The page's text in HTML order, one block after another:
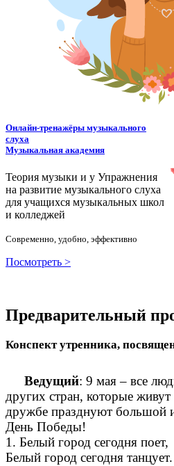
Онлайн-тренажёры музыкального
слуха
Музыкальная академия
Теория музыки и у Упражнения
на развитие музыкального слуха
для учащихся музыкальных школ
и колледжей
Современно, удобно, эффективно
Посмотреть >
Предварительный
Конспект утренника,
Ведущий: 9 мая – все
других стран, которые
дружбе празднуют большой
День Победы!
1. Белый город сегодня поет,
Белый город сегодня танцует.